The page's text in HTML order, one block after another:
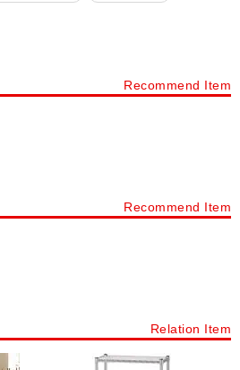
ク シェルゴ
Recommend Item
Recommend Item
Relation Item